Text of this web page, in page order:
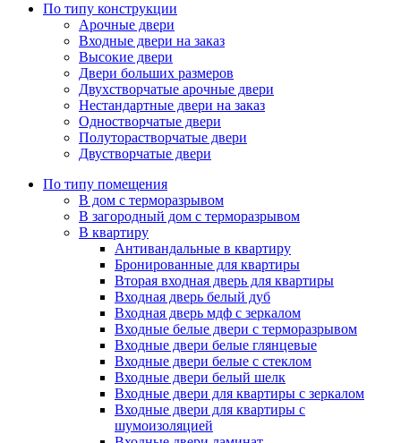
По типу конструкции
Арочные двери
Входные двери на заказ
Высокие двери
Двери больших размеров
Двухстворчатые арочные двери
Нестандартные двери на заказ
Одностворчатые двери
Полуторастворчатые двери
Двустворчатые двери
По типу помещения
В дом с терморазрывом
В загородный дом с терморазрывом
В квартиру
Антивандальные в квартиру
Бронированные для квартиры
Вторая входная дверь для квартиры
Входная дверь белый дуб
Входная дверь мдф с зеркалом
Входные белые двери с терморазрывом
Входные двери белые глянцевые
Входные двери белые с стеклом
Входные двери белый шелк
Входные двери для квартиры с зеркалом
Входные двери для квартиры с
шумоизоляцией